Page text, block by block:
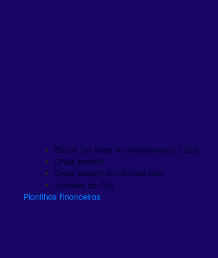
Ebook Da Meta Ao Investimento 2026
Onde investir
Onde investir em Renda Fixa
Carteira de FIIs
Planilhas financeiras